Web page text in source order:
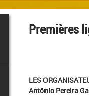
Premières
LES
Antônio Pereira